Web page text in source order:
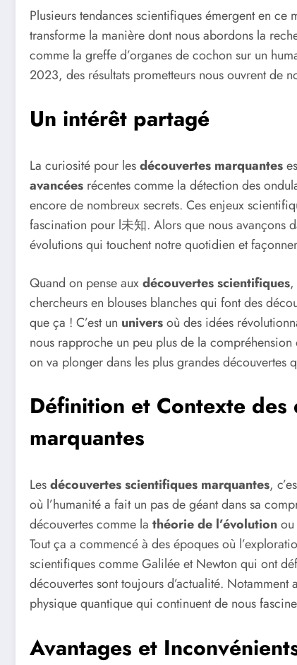
Plusieurs tendances scientifiques émergent en ce
transforme la manière dont nous abordons la
comme la greffe d’organes de cochon sur un
2023, des résultats prometteurs nous ouvrent de
Un intérêt partagé
La curiosité pour lesdécouvertes marquantes
avancées récentes comme la détection des
encore de nombreux secrets. Ces enjeux
fascination pour l未知. Alors que nous avançons
évolutions qui touchent notre quotidien et
Quand on pense auxdécouvertes scientifiques,
chercheurs en blouses blanches qui font des
que ça ! C’est un universoù des idées
nous rapproche un peu plus de la
on va plonger dans les plus grandes découvertes
Définition et Contexte
marquantes
Lesdécouvertes scientifiques marquantes,
où l’humanité a fait un pas de géant dans sa
découvertes comme la théorie de l’évolution
Tout ça a commencé à des époques où
scientifiques comme Galilée et Newton qui ont
découvertes sont toujours d’actualité. Notamment
physique quantique qui continuent de nous
Avantages et